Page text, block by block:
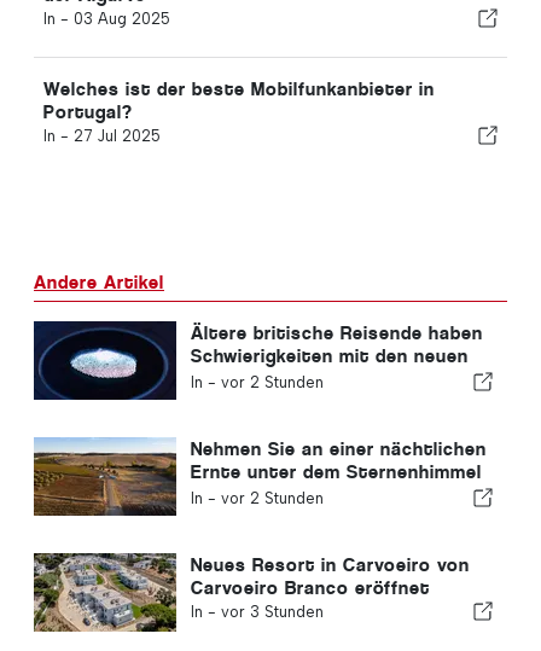
In - 03 Aug 2025
Welches ist der beste Mobilfunkanbieter in
Portugal?
In - 27 Jul 2025
Andere Artikel
Ältere britische Reisende haben
Schwierigkeiten mit den neuen
Fingerabdruckkontrollen der
In - vor 2 Stunden
Nehmen Sie an einer nächtlichen
Ernte unter dem Sternenhimmel
im Alentejo teil
In - vor 2 Stunden
Neues Resort in Carvoeiro von
Carvoeiro Branco eröffnet
In - vor 3 Stunden